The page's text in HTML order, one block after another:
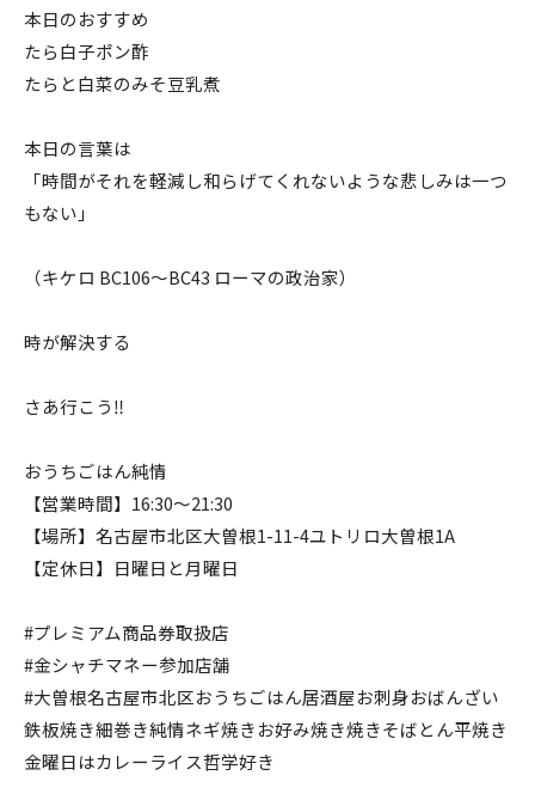
本日のおすすめ
たら白子ポン酢
たらと白菜のみそ豆乳煮
本日の言葉は
「時間がそれを軽減し和らげてくれないような悲しみは一つ
もない」
（キケロ BC106〜BC43 ローマの政治家）
時が解決する
さあ行こう‼️
おうちごはん純情
【営業時間】16:30〜21:30
【場所】名古屋市北区大曽根1-11-4ユトリロ大曽根1A
【定休日】日曜日と月曜日
#プレミアム商品券取扱店
#金シャチマネー参加店舗
#大曽根名古屋市北区おうちごはん居酒屋お刺身おばんざい
鉄板焼き細巻き純情ネギ焼きお好み焼き焼きそばとん平焼き
金曜日はカレーライス哲学好き